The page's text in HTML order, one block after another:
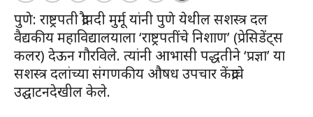
पुणे: राष्ट्रपती द्रौपदी मुर्मू यांनी पुणे येथील सशस्त्र दल
वैद्यकीय महाविद्यालयाला ‘राष्ट्रपतींचे निशाण’ (प्रेसिडेंट्स
कलर) देऊन गौरविले. त्यांनी आभासी पद्धतीने ‘प्रज्ञा’ या
सशस्त्र दलांच्या संगणकीय औषध उपचार केंद्राचे
उद्घाटनदेखील केले.